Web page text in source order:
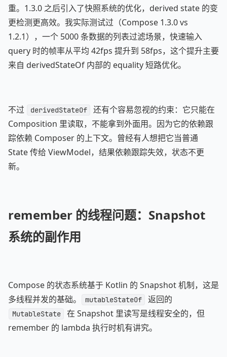
重。1.3.0 之后引入了快照系统的优化，derived state 的变
更检测更高效。我实际测试过（Compose 1.3.0 vs
1.2.1），一个 5000 条数据的列表过滤场景，快速输入
query 时的帧率从平均 42fps 提升到 58fps，这个提升主要
来自 derivedStateOf 内部的 equality 短路优化。
不过 derivedStateOf
还有个容易忽视的约束：它只能在
Composition 里读取，不能拿到外面用。因为它的依赖跟
踪依赖 Composer 的上下文。曾经有人想把它当普通
State 传给 ViewModel，结果依赖跟踪失效，状态不更
新。
remember 的线程问题：Snapshot
系统的副作用
Compose 的状态系统基于 Kotlin 的 Snapshot 机制，这是
多线程并发的基础。
mutableStateOf 返回的
MutableState
在 Snapshot 里读写是线程安全的，但
remember 的 lambda 执行时机有讲究。